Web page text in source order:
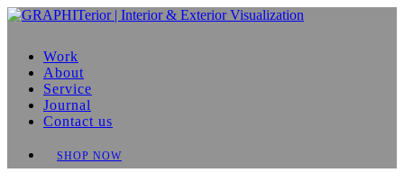
Work
About
Service
Journal
Contact us
SHOP NOW